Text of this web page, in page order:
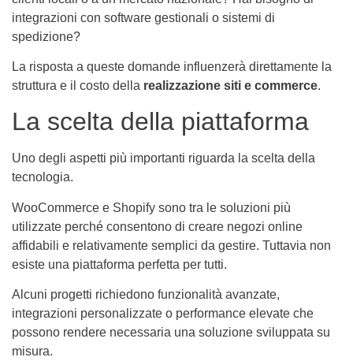
integrazioni con software gestionali o sistemi di
spedizione?
La risposta a queste domande influenzerà direttamente la
struttura e il costo della realizzazione siti e commerce.
La scelta della piattaforma
Uno degli aspetti più importanti riguarda la scelta della
tecnologia.
WooCommerce e Shopify sono tra le soluzioni più
utilizzate perché consentono di creare negozi online
affidabili e relativamente semplici da gestire. Tuttavia non
esiste una piattaforma perfetta per tutti.
Alcuni progetti richiedono funzionalità avanzate,
integrazioni personalizzate o performance elevate che
possono rendere necessaria una soluzione sviluppata su
misura.